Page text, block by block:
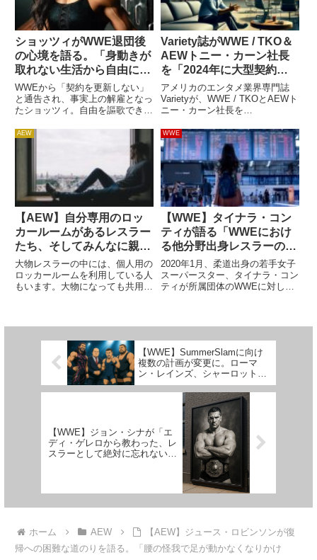
ショッツィがWWE退団後
の心境を語る。「身動きが
取れない生活から自由にな
った。これからが楽しみ」
WWEから「契約を更新しない」
と通告され、事実上の解雇となっ
たショッツィ。自由を謳歌できる
す。2019年にWWEと契約した彼
女はNXTで個性的なキャラクター
の人気選手として活躍。NXT女子
タッグ王座も獲得しました...
Variety誌がWWE / TKO＆
AEWトニー・カーン社長
を「2024年に大型契約を
成立させた人物」リストに
選出。AEWの市場価値は
業界3位
アメリカのエンタメ業界専門誌
Varietyが、WWE / TKOとAEWト
ニー・カーン社長を
選出しました。2024年に大型契
約を成立させた組織や人物を紹介
するこのリストは、「クライアン
トのために尽...
AEW
【AEW】自分専用のロッ
カールームがあるレスラー
たち、そしてみんなに親切
なCMパンク
大物レスラーの中には、個人用の
ロッカールームを利用している人
もいます。大物になっても共用の
ます。Codyやヤング・バ...
WWE
【WWE】タイナラ・コン
ティが語る「WWEにおけ
る他分野出身レスラーの苦
悩」
2020年1月、柔道出身の若手女子
スーパースター、タイナラ・コン
ティが所属団体のWWEに対して
で、彼女は「WWEにおける他...
【WWE】SummerSlamに向け
複数の計画が変更に。ローマ
ン・レインズ、シャーロット・
フレアー、アレクサ・ブリスら
が影響を受ける
【WWE】ジョン・シナが「エ
ディ・ゲレロから教わった、レ
スラーとして絶対に忘れないア
ホーム AEW
【AEW】ジュース・ロビンソンが復
帰への困難な道のりを語る。「腰の怪我で足が動かなくなりかけ